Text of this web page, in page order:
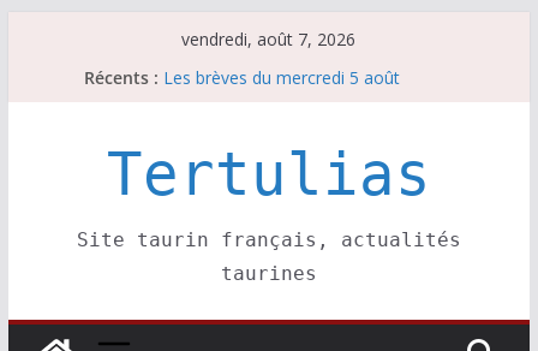
vendredi, août 7, 2026
Récents : Les brèves du mercredi 5 août
Escalafón 2026 – novilleros –
Les brèves du jeudi 6 août
Tertulias
Site taurin français, actualités
taurines